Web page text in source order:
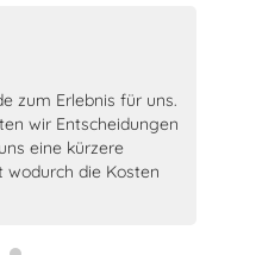
zum Erlebnis für uns.
wir Entscheidungen
eine kürzere
wodurch die Kosten